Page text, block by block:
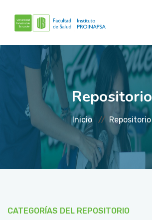
SOBRE NOSOTROS
QUE HACEMOS?
NOTICIAS
Repositorio
Inicio Repositorio
CATEGORÍAS DEL REPOSITORIO